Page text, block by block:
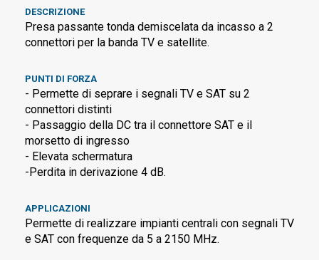
DESCRIZIONE
Presa passante tonda demiscelata da incasso a 2
connettori per la banda TV e satellite.
PUNTI DI FORZA
- Permette di seprare i segnali TV e SAT su 2
connettori distinti
- Passaggio della DC tra il connettore SAT e il
morsetto di ingresso
- Elevata schermatura
-Perdita in derivazione 4 dB.
APPLICAZIONI
Permette di realizzare impianti centrali con segnali TV
e SAT con frequenze da 5 a 2150 MHz.